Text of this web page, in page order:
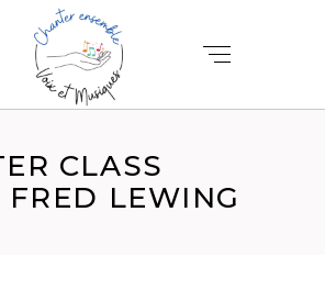
CLASS
FRED LEWING